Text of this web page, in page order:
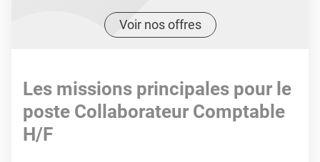
Voir nos offres
Les missions principales pour le
poste Collaborateur Comptable
H/F